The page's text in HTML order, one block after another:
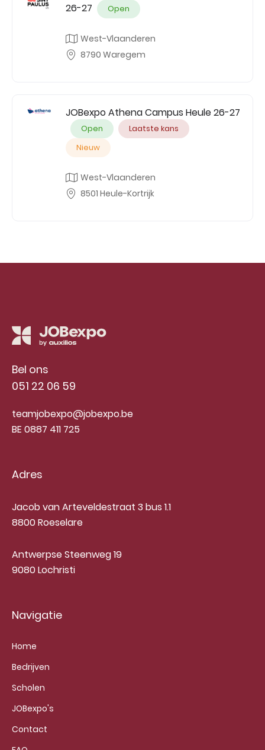
26-27
Open
West-Vlaanderen
8790 Waregem
JOBexpo Athena Campus Heule 26-27
Open
Laatste kans
Nieuw
West-Vlaanderen
8501 Heule-Kortrijk
Bel ons
051 22 06 59
teamjobexpo@jobexpo.be
BE 0887 411 725
Adres
Jacob van Arteveldestraat 3 bus 1.1
8800 Roeselare
Antwerpse Steenweg 19
9080 Lochristi
Navigatie
Home
Bedrijven
Scholen
JOBexpo's
Contact